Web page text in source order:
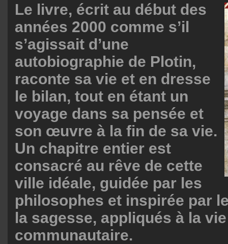
Le livre, écrit au début des
années 2000 comme s’il
s’agissait d’une
autobiographie de Plotin,
raconte sa vie et en dresse
le bilan, tout en étant un
voyage dans sa pensée et
son œuvre à la fin de sa vie.
Un chapitre entier est
consacré au rêve de cette
ville idéale, guidée par les
philosophes et inspirée par
la sagesse, appliqués à la
communautaire.